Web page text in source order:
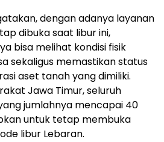
dengan adanya layanan
dibuka saat libur ini,
bisa melihat kondisi fisik
sekaligus memastikan status
aset tanah yang dimiliki.
Jawa Timur, seluruh
jumlahnya mencapai 40
untuk tetap membuka
libur Lebaran.